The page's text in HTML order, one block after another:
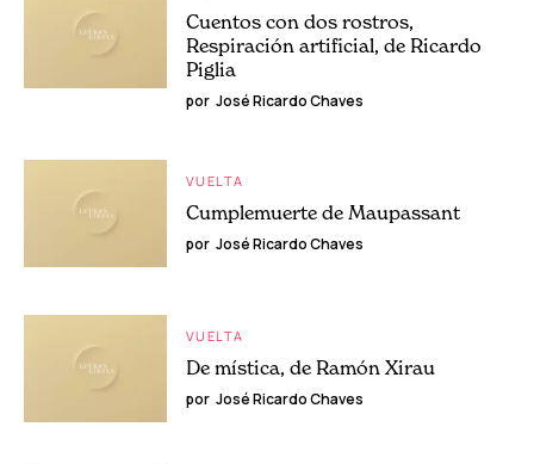
Cuentos con dos rostros,
Respiración artificial, de Ricardo
Piglia
por José Ricardo Chaves
VUELTA
Cumplemuerte de Maupassant
por José Ricardo Chaves
VUELTA
De mística, de Ramón Xirau
por José Ricardo Chaves